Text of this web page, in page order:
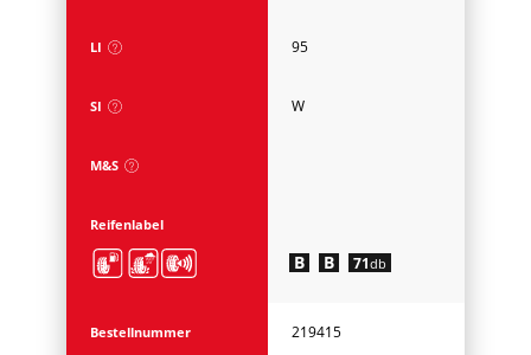
LI 95
SI W
M&S
Reifenlabel
B B 71db
Bestellnummer 219415